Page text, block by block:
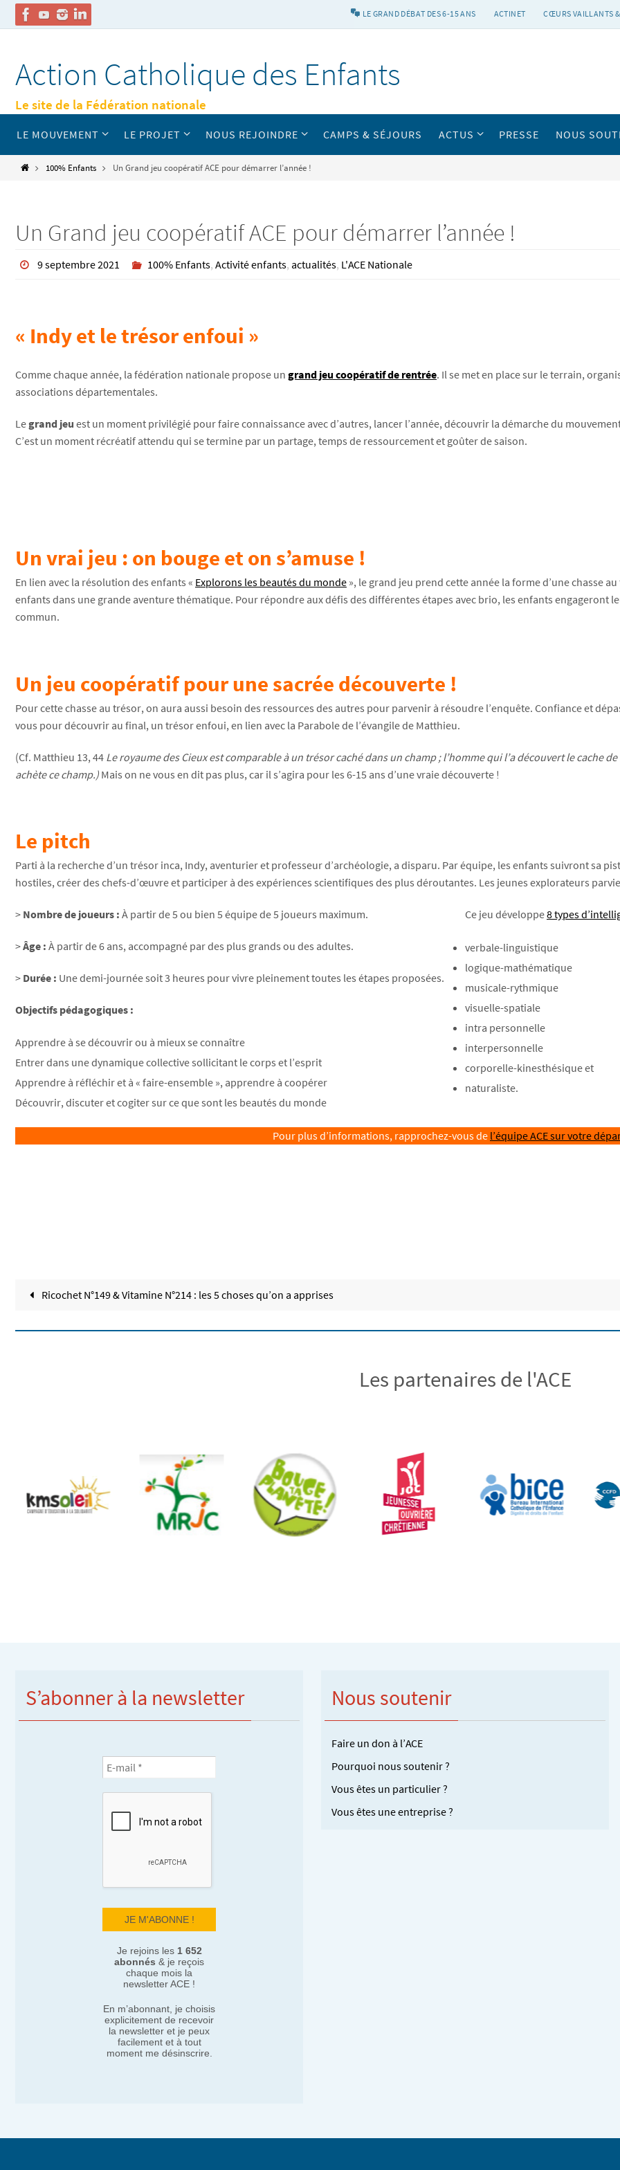
contenu
LE GRAND DÉBAT DES 6-15 ANS ACTINET CŒURS VAILLANTS
Action Catholique des Enfants
Le site de la Fédération nationale
contenu
LE MOUVEMENT LE PROJET NOUS REJOINDRE CAMPS & SÉJOURS ACTUS PRESSE NOUS
Home100% Enfants Un Grand jeu coopératif ACE pour démarrer l’année !
Un Grand jeu coopératif ACE pour démarrer l’année !
9 septembre 2021 100% Enfants, Activité enfants, actualités, L'ACE Nationale
« Indy et le trésor enfoui »
Comme chaque année, la fédération nationale propose un grand jeu coopératif de rentrée. Il se met en place sur le terrain,
associations départementales.
Legrand jeu est un moment privilégié pour faire connaissance avec d’autres, lancer l’année, découvrir la démarche du
C’est un moment récréatif attendu qui se termine par un partage, temps de ressourcement et goûter de saison.
Un vrai jeu : on bouge et on s’amuse !
En lien avec la résolution des enfants « Explorons les beautés du monde », le grand jeu prend cette année la forme d’une chasse
enfants dans une grande aventure thématique. Pour répondre aux défis des différentes étapes avec brio, les enfants engageront
commun.
Un jeu coopératif pour une sacrée découverte !
Pour cette chasse au trésor, on aura aussi besoin des ressources des autres pour parvenir à résoudre l’enquête. Confiance et
vous pour découvrir au final, un trésor enfoui, en lien avec la Parabole de l’évangile de Matthieu.
(Cf. Matthieu 13, 44 Le royaume des Cieux est comparable à un trésor caché dans un champ ; l’homme qui l’a découvert le cache
achète ce champ.) Mais on ne vous en dit pas plus, car il s’agira pour les 6-15 ans d’une vraie découverte !
Le pitch
Parti à la recherche d’un trésor inca, Indy, aventurier et professeur d’archéologie, a disparu. Par équipe, les enfants suivront sa
hostiles, créer des chefs-d’œuvre et participer à des expériences scientifiques des plus déroutantes. Les jeunes explorateurs
> Nombre de joueurs : À partir de 5 ou bien 5 équipe de 5 joueurs maximum.
>Âge : À partir de 6 ans, accompagné par des plus grands ou des adultes.
> Durée : Une demi-journée soit 3 heures pour vivre pleinement toutes les étapes proposées.
Objectifs pédagogiques :
Apprendre à se découvrir ou à mieux se connaître
Entrer dans une dynamique collective sollicitant le corps et l’esprit
Apprendre à réfléchir et à « faire-ensemble », apprendre à coopérer
Découvrir, discuter et cogiter sur ce que sont les beautés du monde
Ce jeu développe8 types
verbale-linguistique
logique-mathématique
musicale-rythmique
visuelle-spatiale
intra personnelle
interpersonnelle
corporelle-kinesthésique et
naturaliste.
Pour plus d’informations, rapprochez-vous de l’équipe ACE sur votre
Ricochet N°149 & Vitamine N°214 : les 5 choses qu’on a apprises
Les partenaires de l'ACE
S’abonner à la newsletter
Je rejoins les 1 652
abonnés & je reçois
chaque mois la
newsletter ACE !
En m’abonnant, je choisis
explicitement de recevoir
la newsletter et je peux
facilement et à tout
moment me désinscrire.
Nous soutenir
Faire un don à l’ACE
Pourquoi nous soutenir ?
Vous êtes un particulier ?
Vous êtes une entreprise ?